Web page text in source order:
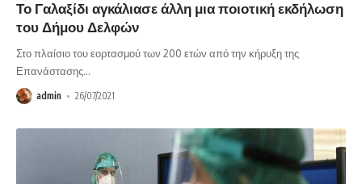
Το Γαλαξίδι αγκάλιασε άλλη μια ποιοτική εκδήλωση
του Δήμου Δελφών
Στο πλαίσιο του εορτασμού των 200 ετών από την κήρυξη της
Επανάστασης…
admin 26/07/2021